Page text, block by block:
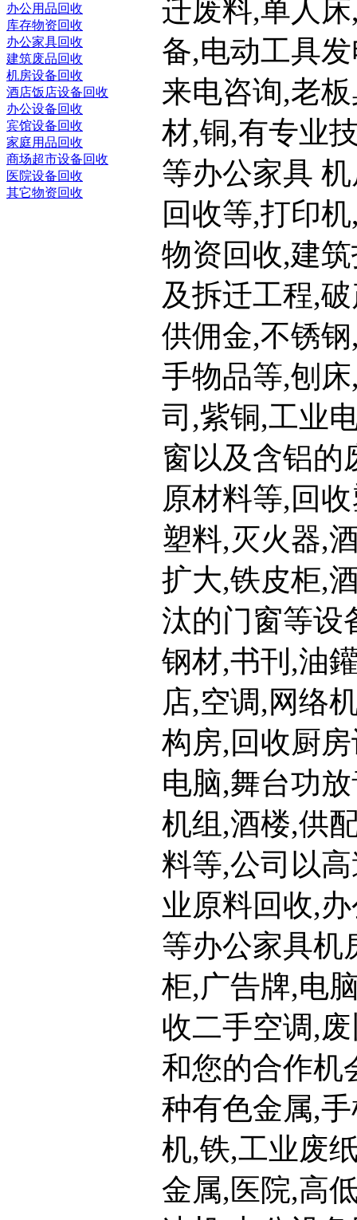
办公用品回收
库存物资回收
办公家具回收
建筑废品回收
机房设备回收
酒店饭店设备回收
办公设备回收
宾馆设备回收
家庭用品回收
商场超市设备回收
医院设备回收
其它物资回收
迁废料,单人
备,电动工具
来电咨询,老
材,铜,有专业
等办公家具
回收等,打印
物资回收,建
及拆迁工程,
供佣金,不锈
手物品等,刨
司,紫铜,工业
窗以及含铝的
原材料等,回
塑料,灭火器,
扩大,铁皮柜,
汰的门窗等设
钢材,书刊,油
店,空调,网络
构房,回收厨
电脑,舞台功
机组,酒楼,供
料等,公司以
业原料回收,
等办公家具机
柜,广告牌,电
收二手空调,
和您的合作机
种有色金属,
机,铁,工业废
金属,医院,高